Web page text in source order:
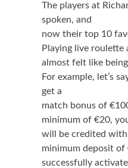
The players at
spoken, and
now their top 10
Playing live
almost felt like
For example, let’s
get a
match bonus of
minimum of €20,
will be credited
minimum deposit
successfully